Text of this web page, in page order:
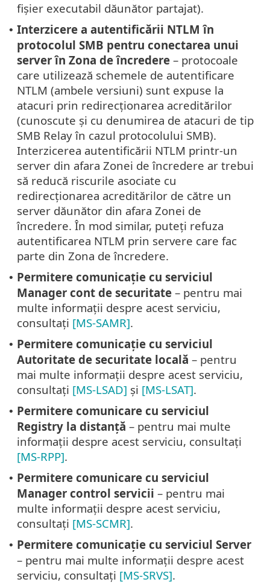
fișier executabil dăunător partajat).
• Interzicere a autentificării NTLM în
protocolul SMB pentru conectarea unui
server în Zona de încredere – protocoale
care utilizează schemele de autentificare
NTLM (ambele versiuni) sunt expuse la
atacuri prin redirecționarea acreditărilor
(cunoscute și cu denumirea de atacuri de tip
SMB Relay în cazul protocolului SMB).
Interzicerea autentificării NTLM printr-un
server din afara Zonei de încredere ar trebui
să reducă riscurile asociate cu
redirecționarea acreditărilor de către un
server dăunător din afara Zonei de
încredere. În mod similar, puteți refuza
autentificarea NTLM prin servere care fac
parte din Zona de încredere.
• Permitere comunicație cu serviciul
Manager cont de securitate – pentru mai
multe informații despre acest serviciu,
consultați [MS-SAMR].
• Permitere comunicație cu serviciul
Autoritate de securitate locală – pentru
mai multe informații despre acest serviciu,
consultați [MS-LSAD] și [MS-LSAT].
• Permitere comunicare cu serviciul
Registry la distanță – pentru mai multe
informații despre acest serviciu, consultați
[MS-RPP].
• Permitere comunicare cu serviciul
Manager control servicii – pentru mai
multe informații despre acest serviciu,
consultați [MS-SCMR].
• Permitere comunicație cu serviciul Server
– pentru mai multe informații despre acest
serviciu, consultați [MS-SRVS].